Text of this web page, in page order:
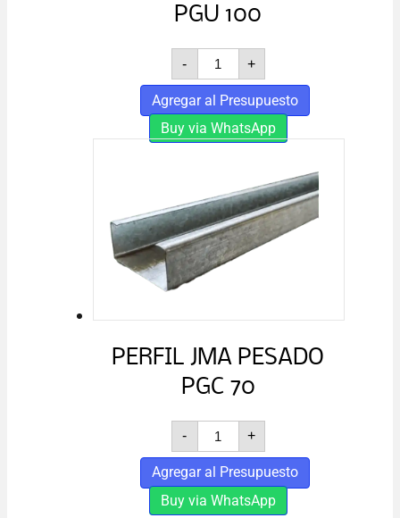
PGU 100
-
PERFIL
JMA
PESADO
PGU
100
cantidad
+
Agregar al Presupuesto
Buy via WhatsApp
PERFIL JMA PESADO
PGC 70
-
PERFIL
JMA
PESADO
PGC
70
cantidad
+
Agregar al Presupuesto
Buy via WhatsApp